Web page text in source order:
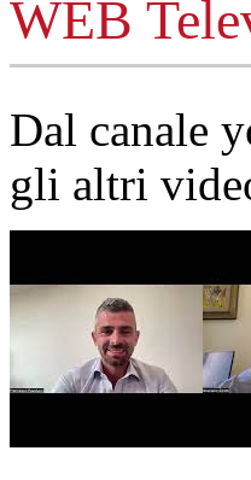
WEB
Dal canale
gli altri